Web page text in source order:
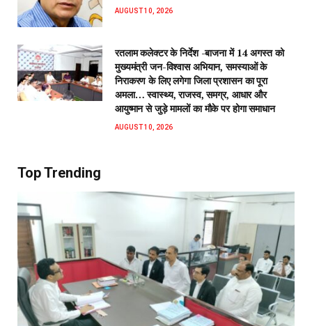
AUGUST 10, 2026
रतलाम कलेक्टर के निर्देश -बाजना में 14 अगस्त को
मुख्यमंत्री जन-विश्वास अभियान, समस्याओं के
निराकरण के लिए लगेगा जिला प्रशासन का पूरा
अमला… स्वास्थ्य, राजस्व, समग्र, आधार और
आयुष्मान से जुड़े मामलों का मौके पर होगा समाधान
AUGUST 10, 2026
Top Trending